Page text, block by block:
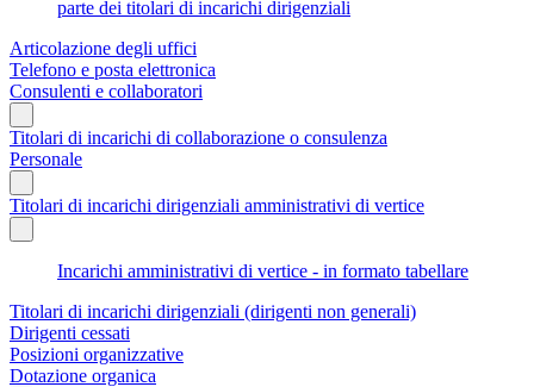
parte dei titolari di incarichi dirigenziali
Articolazione degli uffici
Telefono e posta elettronica
Consulenti e collaboratori
Titolari di incarichi di collaborazione o consulenza
Personale
Titolari di incarichi dirigenziali amministrativi di vertice
Incarichi amministrativi di vertice - in formato tabellare
Titolari di incarichi dirigenziali (dirigenti non generali)
Dirigenti cessati
Posizioni organizzative
Dotazione organica